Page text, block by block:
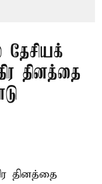
தினத்தை
தினத்தை